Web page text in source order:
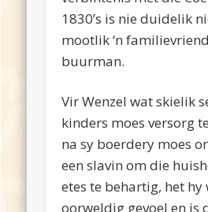
1830’s is nie duidelik
mootlik ‘n familievriend
buurman.
Vir Wenzel wat skielik
kinders moes versorg
na sy boerdery moes
een slavin om die
etes te behartig, het
oorweldig gevoel en is